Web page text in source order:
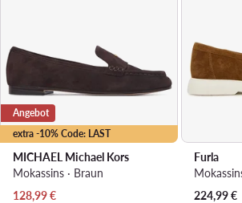
extra -10% Code: LAST
Angebot
MICHAEL Michael Kors
Mokassins · Braun
Aktueller Preis
128,99€
Furla
224,99€